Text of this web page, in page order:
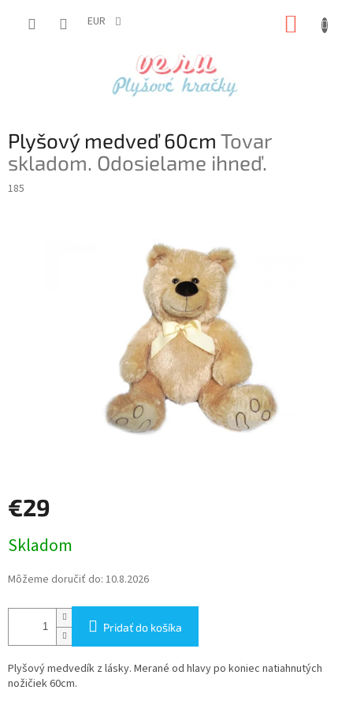
EUR
Plyšový medveď 60cm Tovar
skladom. Odosielame ihneď.
185
€29
cena:
Skladom
Môžeme doručiť do: 10.8.2026
Pridať do košíka
Plyšový medvedík z lásky. Merané od hlavy po koniec natiahnutých
nožičiek 60cm.